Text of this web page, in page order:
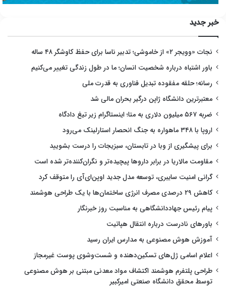
خبر جدید
نجات «وویجر ۲» از خاموشی؛ تدبیر ناسا برای حفظ کاوشگر ۴۸ ساله
باور اشتباه درباره شخصیت انسان؛ ما در طول زندگی تغییر می‌کنیم
رسانه؛ حلقه مفقوده تبدیل فناوری به قدرت ملی
معتبرترین دانشگاه ژاپن درگیر بحران مالی شد
ضربه ۵۶۷ میلیون دلاری به متا؛ اینستاگرام زیر تیغ دادگاه
اروپا با ۳۴۸ ماهواره به جنگ انحصار استارلینک می‌رود
برای پیشگیری از وبا در تابستان، سبزیجات را درست بشویید
مقاومت مالاریا در برابر داروها پیچیده‌تر و نگران‌کننده‌تر شده است
گرانی امنیت سایبری، توسعه مدل جدید اوپن‌ای‌آی را متوقف کرد
کاهش ۲۹ درصدی مصرف انرژی ساختمان‌ها با یک طراحی هوشمند
پیام رئیس جهاددانشگاهی به مناسبت روز خبرنگار
باورهای نادرست درباره انتقال هپاتیت
آموزش هوش مصنوعی به مدارس ایران رسید
اعلام اسامی ژل‌های تسکین‌دهنده و شست‌وشوی پوست غیرمجاز
طراحی پلتفرم هوشمند اکتشاف مواد معدنی مبتنی بر هوش مصنوعی
توسط محقق دانشگاه صنعتی امیرکبیر